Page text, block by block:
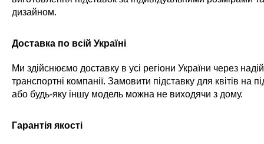
дизайном.
Доставка по всій Україні
Ми здійснюємо доставку в усі регіони України через
транспортні компанії. Замовити підставку для квітів на
або будь-яку іншу модель можна не виходячи з дому.
Гарантія якості